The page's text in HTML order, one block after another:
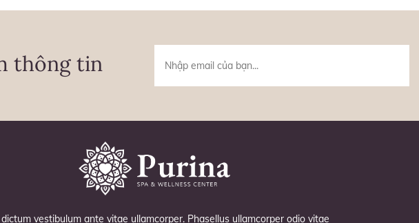
thông tin
vestibulum ante vitae ullamcorper. Phasellus ullamcorper odio vitae